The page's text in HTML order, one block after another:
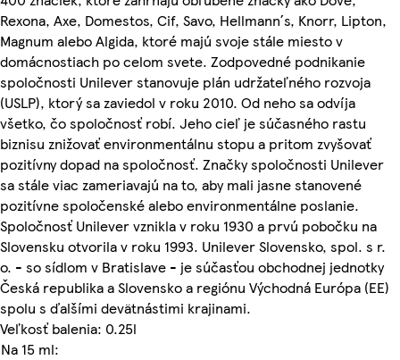
Rexona, Axe, Domestos, Cif, Savo, Hellmann´s, Knorr, Lipton,
Magnum alebo Algida, ktoré majú svoje stále miesto v
domácnostiach po celom svete. Zodpovedné podnikanie
spoločnosti Unilever stanovuje plán udržateľného rozvoja
(USLP), ktorý sa zaviedol v roku 2010. Od neho sa odvíja
všetko, čo spoločnosť robí. Jeho cieľ je súčasného rastu
biznisu znižovať environmentálnu stopu a pritom zvyšovať
pozitívny dopad na spoločnosť. Značky spoločnosti Unilever
sa stále viac zameriavajú na to, aby mali jasne stanovené
pozitívne spoločenské alebo environmentálne poslanie.
Spoločnosť Unilever vznikla v roku 1930 a prvú pobočku na
Slovensku otvorila v roku 1993. Unilever Slovensko, spol. s r.
o. - so sídlom v Bratislave - je súčasťou obchodnej jednotky
Česká republika a Slovensko a regiónu Východná Európa (EE)
spolu s ďalšími devätnástimi krajinami.
Veľkosť balenia: 0.25l
Na 15 ml: